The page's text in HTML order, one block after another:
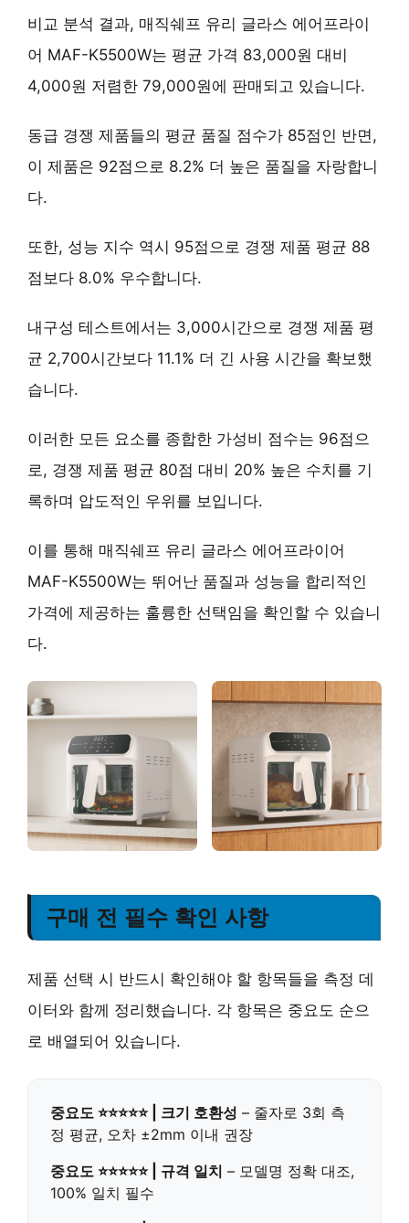
비교 분석 결과, 매직쉐프 유리 글라스 에어프라이
어 MAF-K5500W는 평균 가격 83,000원 대비
4,000원 저렴한 79,000원에 판매되고 있습니다.
동급 경쟁 제품들의 평균 품질 점수가 85점인 반면,
이 제품은 92점 으로 8.2% 더 높은 품질을 자랑합니
다.
또한, 성능 지수 역시 95점 으로 경쟁 제품 평균 88
점보다 8.0% 우수합니다.
내구성 테스트에서는 3,000시간으로 경쟁 제품 평
균 2,700시간보다 11.1% 더 긴 사용 시간을 확보했
습니다.
이러한 모든 요소를 종합한 가성비 점수는 96점 으
로, 경쟁 제품 평균 80점 대비 20% 높은 수치를 기
록하며 압도적인 우위를 보입니다.
이를 통해 매직쉐프 유리 글라스 에어프라이어
MAF-K5500W는 뛰어난 품질과 성능을 합리적인
가격에 제공하는 훌륭한 선택임을 확인할 수 있습니
다.
구매 전 필수 확인 사항
제품 선택 시 반드시 확인해야 할 항목들을 측정 데
이터와 함께 정리했습니다. 각 항목은 중요도 순으
로 배열되어 있습니다.
중요도 ⭐⭐⭐⭐⭐ | 크기 호환성 – 줄자로 3회 측
정 평균, 오차 ±2mm 이내 권장
중요도 ⭐⭐⭐⭐⭐ | 규격 일치 – 모델명 정확 대조,
100% 일치 필수